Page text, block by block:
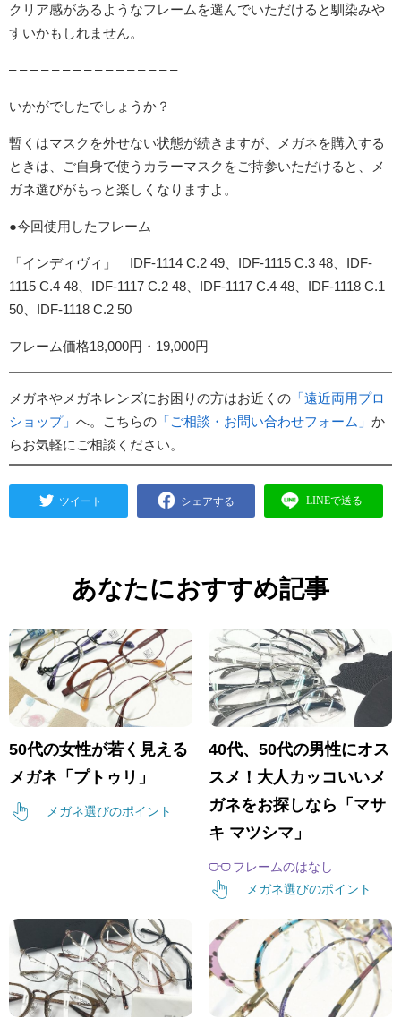
クリア感があるようなフレームを選んでいただけると馴染みや
すいかもしれません。
– – – – – – – – – – – – – – – –
いかがでしたでしょうか？
暫くはマスクを外せない状態が続きますが、メガネを購入する
ときは、ご自身で使うカラーマスクをご持参いただけると、メ
ガネ選びがもっと楽しくなりますよ。
●今回使用したフレーム
「インディヴィ」 IDF-1114 C.2 49、IDF-1115 C.3 48、IDF-
1115 C.4 48、IDF-1117 C.2 48、IDF-1117 C.4 48、IDF-1118 C.1
50、IDF-1118 C.2 50
フレーム価格18,000円・19,000円
メガネやメガネレンズにお困りの方はお近くの 「遠近両用プロ
ショップ」 へ。こちらの 「ご相談・お問い合わせフォーム」 か
らお気軽にご相談ください。
あなたにおすすめ記事
50代の女性が若く見える
メガネ「プトゥリ」
メガネ選びのポイント
40代、50代の男性にオス
スメ！大人カッコいいメ
ガネをお探しなら「マサ
キ マツシマ」
フレームのはなし
メガネ選びのポイント